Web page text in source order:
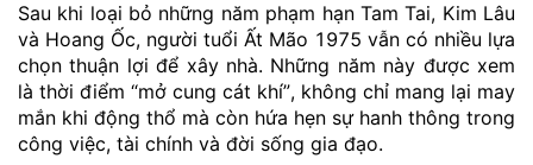
Sau khi loại bỏ những năm phạm hạn Tam Tai, Kim Lâu
và Hoang Ốc, người tuổi Ất Mão 1975 vẫn có nhiều lựa
chọn thuận lợi để xây nhà. Những năm này được xem
là thời điểm “mở cung cát khí”, không chỉ mang lại may
mắn khi động thổ mà còn hứa hẹn sự hanh thông trong
công việc, tài chính và đời sống gia đạo.